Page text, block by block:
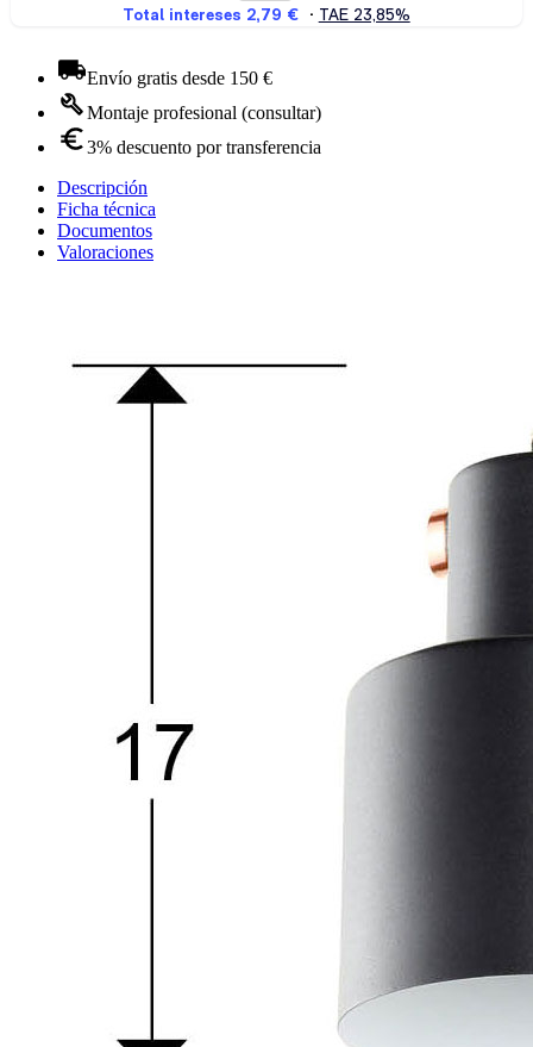
Envío gratis desde 150 €
Montaje profesional (consultar)
3% descuento por transferencia
Descripción
Ficha técnica
Documentos
Valoraciones